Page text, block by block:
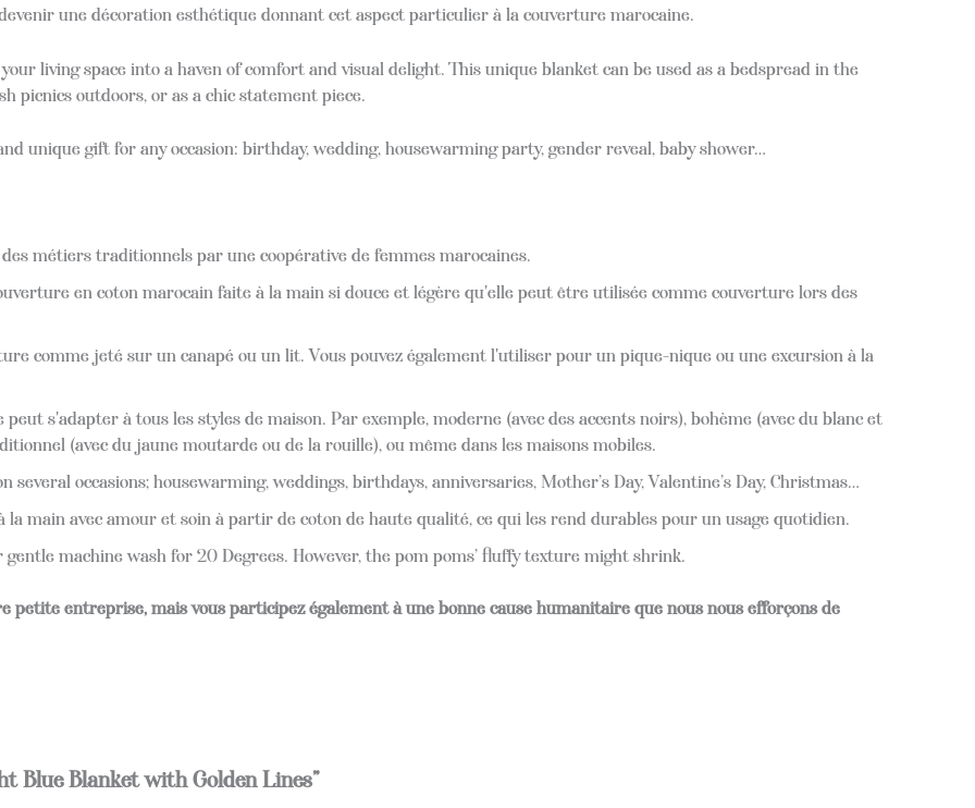
une décoration esthétique donnant cet aspect particulier à la couverture marocaine.
living space into a haven of comfort and visual delight. This unique blanket can be used as a bedspread in the
picnics outdoors, or as a chic statement piece.
unique gift for any occasion: birthday, wedding, housewarming party, gender reveal, baby shower…
métiers traditionnels par une coopérative de femmes marocaines.
en coton marocain faite à la main si douce et légère qu'elle peut être utilisée comme couverture lors des
comme jeté sur un canapé ou un lit. Vous pouvez également l'utiliser pour un pique-nique ou une excursion à la
s'adapter à tous les styles de maison. Par exemple, moderne (avec des accents noirs), bohème (avec du blanc et
(avec du jaune moutarde ou de la rouille), ou même dans les maisons mobiles.
several occasions; housewarming, weddings, birthdays, anniversaries, Mother’s Day, Valentine’s Day, Christmas…
la main avec amour et soin à partir de coton de haute qualité, ce qui les rend durables pour un usage quotidien.
machine wash for 20 Degrees. However, the pom poms’ fluffy texture might shrink.
petite entreprise, mais vous participez également à une bonne cause humanitaire que nous nous efforçons de
Blue Blanket with Golden Lines”